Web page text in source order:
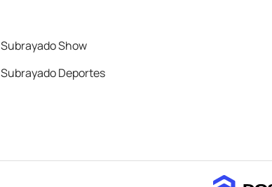
Subrayado Show
Subrayado Deportes